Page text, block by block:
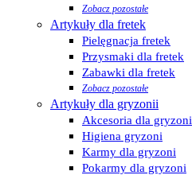
Zobacz pozostałe
Artykuły dla fretek
Pielęgnacja fretek
Przysmaki dla fretek
Zabawki dla fretek
Zobacz pozostałe
Artykuły dla gryzonii
Akcesoria dla gryzoni
Higiena gryzoni
Karmy dla gryzoni
Pokarmy dla gryzoni